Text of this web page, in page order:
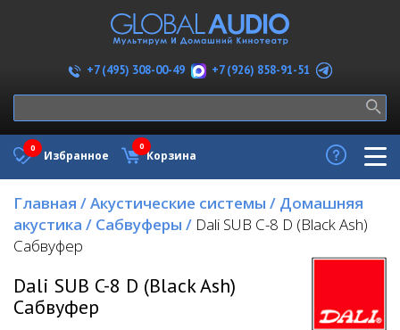
+7 (495) 308-00-49 +7 (926) 858-91-51
Избранное
0
Корзина
0
Главная /Акустические системы / Домашняя
акустика / Сабвуферы / Dali SUB C-8 D (Black Ash)
Сабвуфер
Dali SUB C-8 D (Black Ash)
Сабвуфер